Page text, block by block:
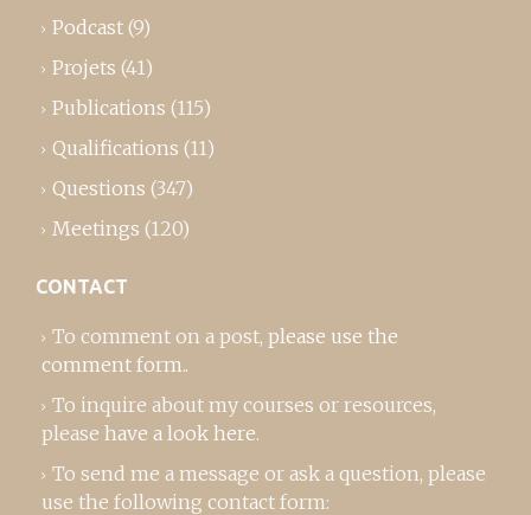
Podcast (9)
Projets (41)
Publications (115)
Qualifications (11)
Questions (347)
Meetings (120)
CONTACT
To comment on a post, please use the
comment form..
To inquire about my courses or resources,
please have a look here.
To send me a message or ask a question, please
use the following contact form: